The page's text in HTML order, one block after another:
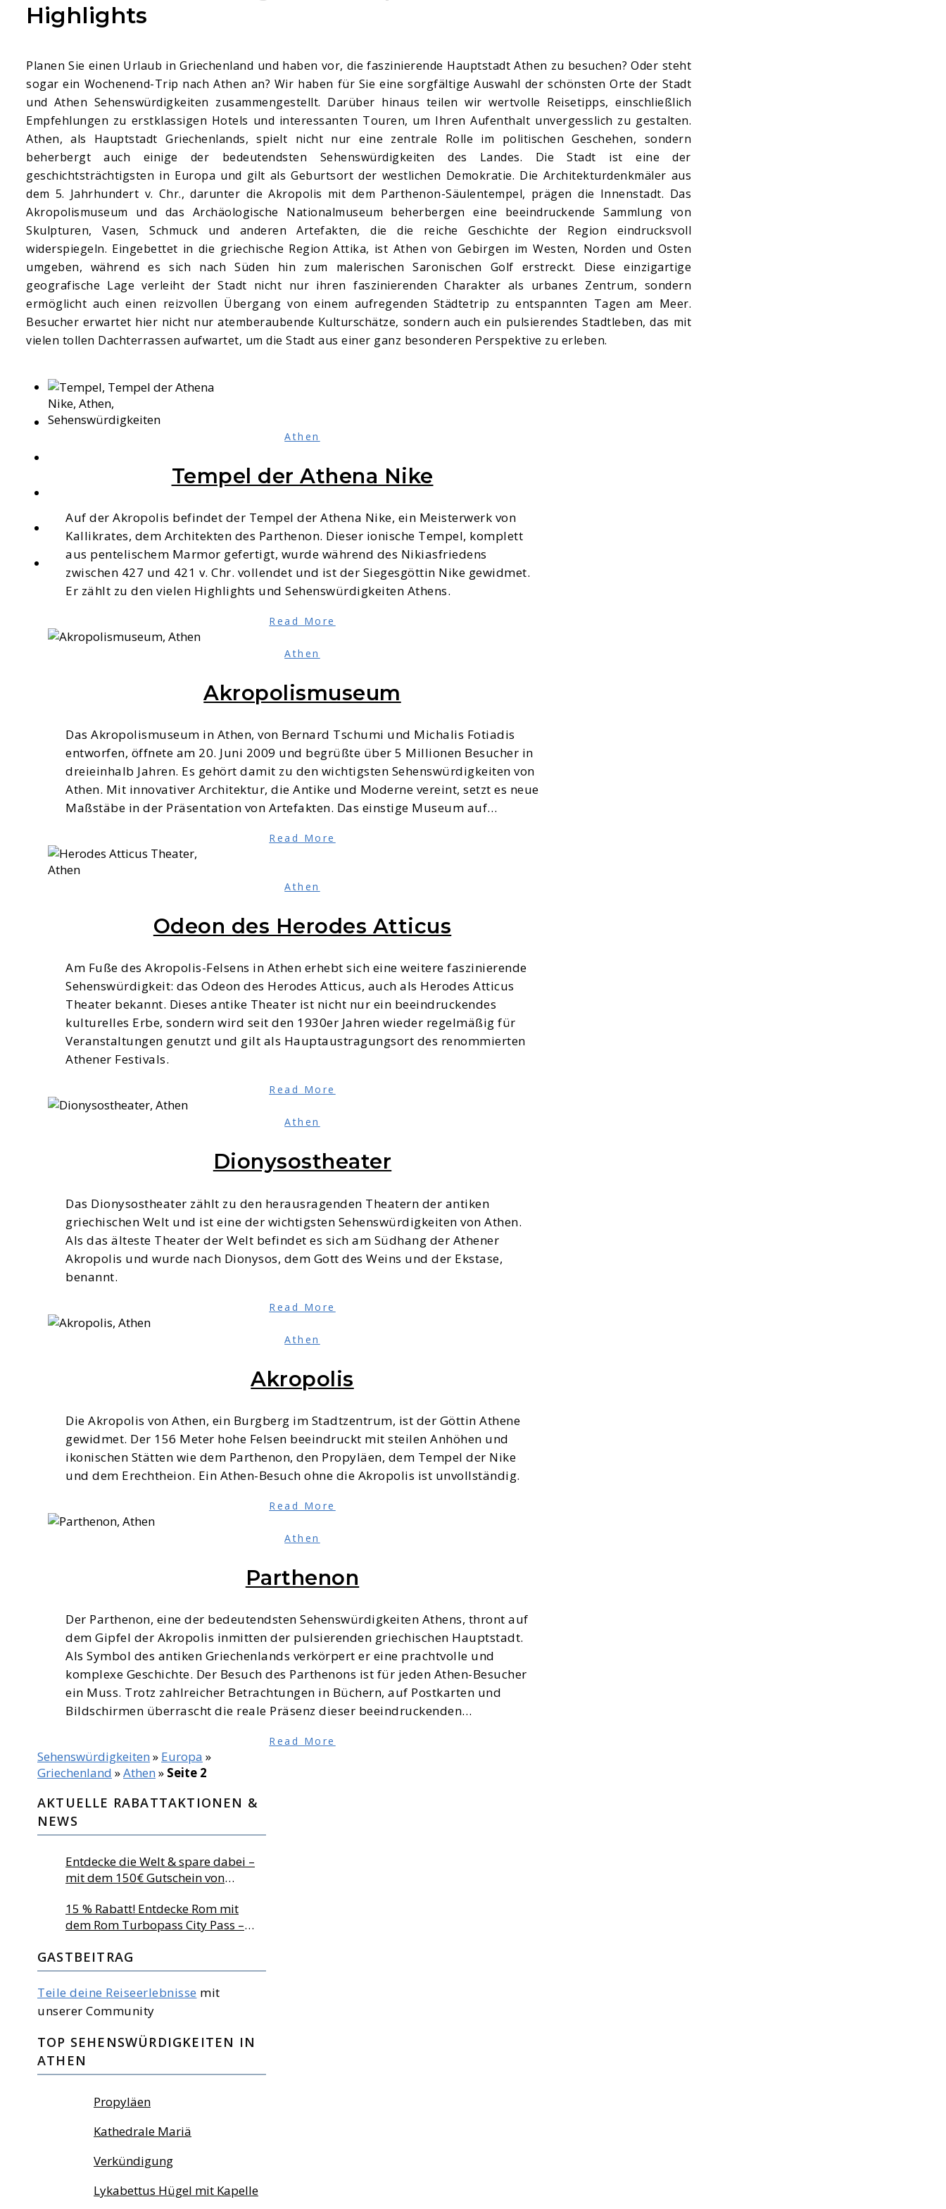
Highlights
Planen Sie einen Urlaub in Griechenland und haben vor, die faszinierende Hauptstadt Athen zu besuchen? Oder steht
sogar ein Wochenend-Trip nach Athen an? Wir haben für Sie eine sorgfältige Auswahl der schönsten Orte der Stadt
und Athen Sehenswürdigkeiten zusammengestellt. Darüber hinaus teilen wir wertvolle Reisetipps, einschließlich
Empfehlungen zu erstklassigen Hotels und interessanten Touren, um Ihren Aufenthalt unvergesslich zu gestalten.
Athen, als Hauptstadt Griechenlands, spielt nicht nur eine zentrale Rolle im politischen Geschehen, sondern
beherbergt auch einige der bedeutendsten Sehenswürdigkeiten des Landes. Die Stadt ist eine der
geschichtsträchtigsten in Europa und gilt als Geburtsort der westlichen Demokratie. Die Architekturdenkmäler aus
dem 5. Jahrhundert v. Chr., darunter die Akropolis mit dem Parthenon-Säulentempel, prägen die Innenstadt. Das
Akropolismuseum und das Archäologische Nationalmuseum beherbergen eine beeindruckende Sammlung von
Skulpturen, Vasen, Schmuck und anderen Artefakten, die die reiche Geschichte der Region eindrucksvoll
widerspiegeln. Eingebettet in die griechische Region Attika, ist Athen von Gebirgen im Westen, Norden und Osten
umgeben, während es sich nach Süden hin zum malerischen Saronischen Golf erstreckt. Diese einzigartige
geografische Lage verleiht der Stadt nicht nur ihren faszinierenden Charakter als urbanes Zentrum, sondern
ermöglicht auch einen reizvollen Übergang von einem aufregenden Städtetrip zu entspannten Tagen am Meer.
Besucher erwartet hier nicht nur atemberaubende Kulturschätze, sondern auch ein pulsierendes Stadtleben, das mit
vielen tollen Dachterrassen aufwartet, um die Stadt aus einer ganz besonderen Perspektive zu erleben.
Athen
Tempel der Athena Nike
Auf der Akropolis befindet der Tempel der Athena Nike, ein Meisterwerk von
Kallikrates, dem Architekten des Parthenon. Dieser ionische Tempel, komplett
aus pentelischem Marmor gefertigt, wurde während des Nikiasfriedens
zwischen 427 und 421 v. Chr. vollendet und ist der Siegesgöttin Nike gewidmet.
Er zählt zu den vielen Highlights und Sehenswürdigkeiten Athens.
Read More
Athen
Akropolismuseum
Das Akropolismuseum in Athen, von Bernard Tschumi und Michalis Fotiadis
entworfen, öffnete am 20. Juni 2009 und begrüßte über 5 Millionen Besucher in
dreieinhalb Jahren. Es gehört damit zu den wichtigsten Sehenswürdigkeiten von
Athen. Mit innovativer Architektur, die Antike und Moderne vereint, setzt es neue
Maßstäbe in der Präsentation von Artefakten. Das einstige Museum auf…
Read More
Athen
Odeon des Herodes Atticus
Am Fuße des Akropolis-Felsens in Athen erhebt sich eine weitere faszinierende
Sehenswürdigkeit: das Odeon des Herodes Atticus, auch als Herodes Atticus
Theater bekannt. Dieses antike Theater ist nicht nur ein beeindruckendes
kulturelles Erbe, sondern wird seit den 1930er Jahren wieder regelmäßig für
Veranstaltungen genutzt und gilt als Hauptaustragungsort des renommierten
Athener Festivals.
Read More
Athen
Dionysostheater
Das Dionysostheater zählt zu den herausragenden Theatern der antiken
griechischen Welt und ist eine der wichtigsten Sehenswürdigkeiten von Athen.
Als das älteste Theater der Welt befindet es sich am Südhang der Athener
Akropolis und wurde nach Dionysos, dem Gott des Weins und der Ekstase,
benannt.
Read More
Athen
Akropolis
Die Akropolis von Athen, ein Burgberg im Stadtzentrum, ist der Göttin Athene
gewidmet. Der 156 Meter hohe Felsen beeindruckt mit steilen Anhöhen und
ikonischen Stätten wie dem Parthenon, den Propyläen, dem Tempel der Nike
und dem Erechtheion. Ein Athen-Besuch ohne die Akropolis ist unvollständig.
Read More
Athen
Parthenon
Der Parthenon, eine der bedeutendsten Sehenswürdigkeiten Athens, thront auf
dem Gipfel der Akropolis inmitten der pulsierenden griechischen Hauptstadt.
Als Symbol des antiken Griechenlands verkörpert er eine prachtvolle und
komplexe Geschichte. Der Besuch des Parthenons ist für jeden Athen-Besucher
ein Muss. Trotz zahlreicher Betrachtungen in Büchern, auf Postkarten und
Bildschirmen überrascht die reale Präsenz dieser beeindruckenden…
Read More
Sehenswürdigkeiten » Europa »
Griechenland »Athen » Seite 2
AKTUELLE RABATTAKTIONEN &
NEWS
Entdecke die Welt & spare dabei –
mit dem 150€ Gutschein von
15 % Rabatt! Entdecke Rom mit
dem Rom Turbopass City Pass –
von Turbopass
GASTBEITRAG
Teile deine Reiseerlebnisse mit
unserer Community
TOP SEHENSWÜRDIGKEITEN IN
ATHEN
Propyläen
Kathedrale Mariä
Verkündigung
Lykabettus Hügel mit Kapelle